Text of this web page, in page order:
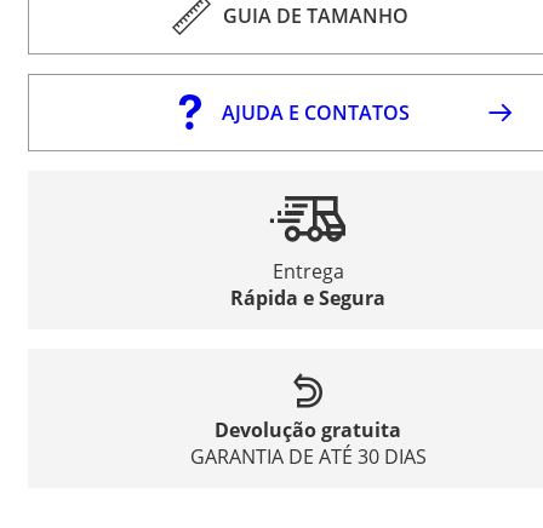
GUIA DE TAMANHO
AJUDA E CONTATOS
Entrega
Rápida e Segura
Devolução gratuita
GARANTIA DE ATÉ 30 DIAS